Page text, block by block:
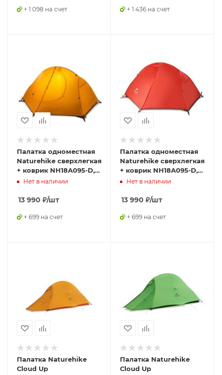
+ 1 098 на счет + 1 436 на счет
Палатка одноместная
Naturehike сверхлегкая
+ коврик NH18A095-D,
оранжевая,
Нет в наличии
13 990 ₽/шт
+ 699 на счет
Палатка одноместная
Naturehike сверхлегкая
+ коврик NH18A095-D,
оранжевая,
Нет в наличии
13 990 ₽/шт
+ 699 на счет
Палатка Naturehike
Сloud Up
Палатка Naturehike
Сloud Up